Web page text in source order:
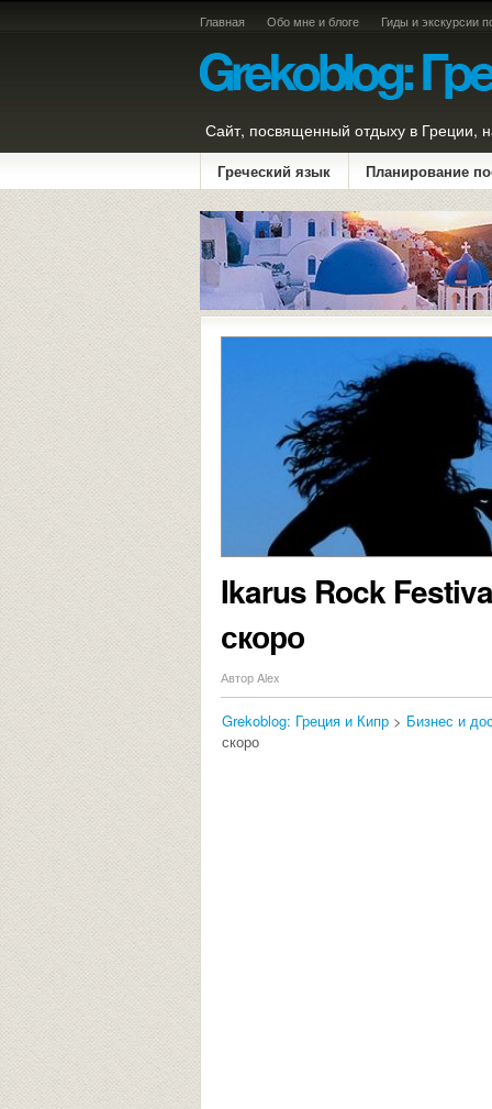
Главная Обо мне и блоге Гиды и экскурсии
Сайт, посвященный отдыху в Греции,
Греческий язык Планирование
Ikarus Rock
скоро
Автор Alex
Grekoblog: Греция и Кипр > Бизнес и
скоро